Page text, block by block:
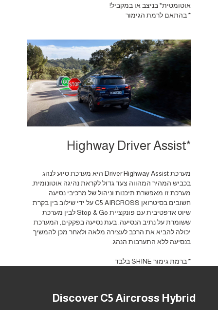
אוטומטית* בניצב או במקביל!
* בהתאם לרמת הגימור
*Highway Driver Assist
מערכת Driver Highway Assist היא מערכת סיוע לנהג
בכביש המהיר המהווה צעד גדול לקראת נהיגה אוטונומית.
מערכת זו מאפשרת תיכנות וניהול של מרכיבי נסיעה
חשובים בסיטרואן C5 AIRCROSS על ידי שילוב בין בקרת
שיוט אדפטיבית עם פונקציית Stop & Go לבין מערכת
ששומרת על נתיב הנסיעה. בעת נסיעה בפקקים, המערכת
יכולה להביא את הרכב לעצירה מלאה ולאחר מכן להמשיך
בנסיעה ללא התערבות הנהג.
* ברמת גימור SHINE בלבד
Discover C5 Aircross Hybrid